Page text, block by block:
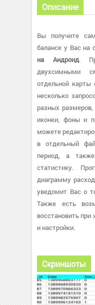
Описание
Вы получите
балансе у Вас на
на Андроид.
двухсимными
отдельной карты
несколько
разных
иконки, фоны и
можете
в отдельный
период, а
статистику.
диаграмму
уведомит Вас о
Также есть
восстановить
и настройки.
Скриншоты